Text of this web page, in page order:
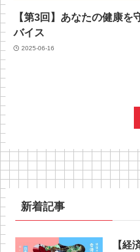
【第3回】あなたの健康
バイス
2025-06-16
新着記事
【経